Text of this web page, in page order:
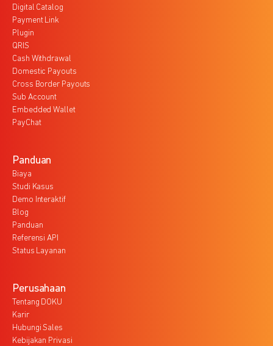
Digital Catalog
Payment Link
Plugin
QRIS
Cash Withdrawal
Domestic Payouts
Cross Border Payouts
Sub Account
Embedded Wallet
PayChat
Panduan
Biaya
Studi Kasus
Demo Interaktif
Blog
Panduan
Referensi API
Status Layanan
Perusahaan
Tentang DOKU
Karir
Hubungi Sales
Kebijakan Privasi